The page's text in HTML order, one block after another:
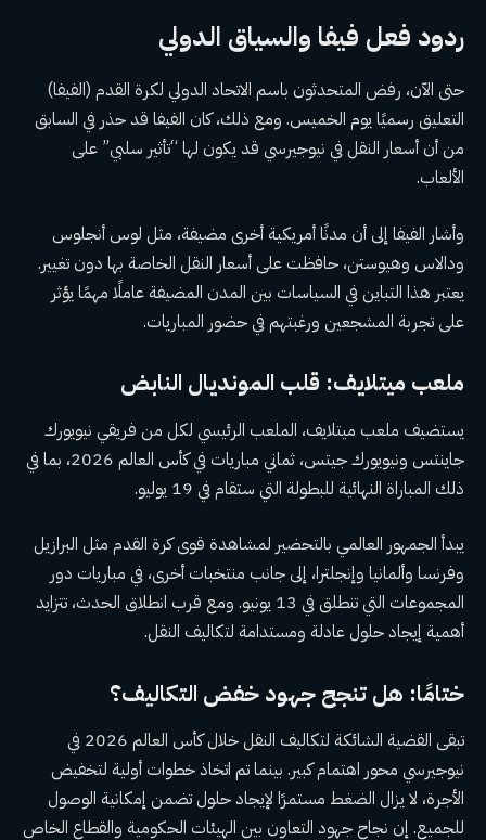
ردود فعل فيفا والسياق الدولي
حتى الآن، رفض المتحدثون باسم الاتحاد الدولي لكرة القدم (الفيفا)
التعليق رسميًا يوم الخميس. ومع ذلك، كان الفيفا قد حذر في السابق
من أن أسعار النقل في نيوجيرسي قد يكون لها “تأثير سلبي” على
الألعاب.
وأشار الفيفا إلى أن مدنًا أمريكية أخرى مضيفة، مثل لوس أنجلوس
ودالاس وهيوستن، حافظت على أسعار النقل الخاصة بها دون تغيير.
يعتبر هذا التباين في السياسات بين المدن المضيفة عاملًا مهمًا يؤثر
على تجربة المشجعين ورغبتهم في حضور المباريات.
ملعب ميتلايف: قلب المونديال النابض
يستضيف ملعب ميتلايف، الملعب الرئيسي لكل من فريقي نيويورك
جاينتس ونيويورك جيتس، ثماني مباريات في كأس العالم 2026، بما في
ذلك المباراة النهائية للبطولة التي ستقام في 19 يوليو.
يبدأ الجمهور العالمي بالتحضير لمشاهدة قوى كرة القدم مثل البرازيل
وفرنسا وألمانيا وإنجلترا، إلى جانب منتخبات أخرى، في مباريات دور
المجموعات التي تنطلق في 13 يونيو. ومع قرب انطلاق الحدث، تتزايد
أهمية إيجاد حلول عادلة ومستدامة لتكاليف النقل.
ختامًا: هل تنجح جهود خفض التكاليف؟
تبقى القضية الشائكة لتكاليف النقل خلال كأس العالم 2026 في
نيوجيرسي محور اهتمام كبير. بينما تم اتخاذ خطوات أولية لتخفيض
الأجرة، لا يزال الضغط مستمرًا لإيجاد حلول تضمن إمكانية الوصول
للجميع. إن نجاح جهود التعاون بين الهيئات الحكومية والقطاع الخاص